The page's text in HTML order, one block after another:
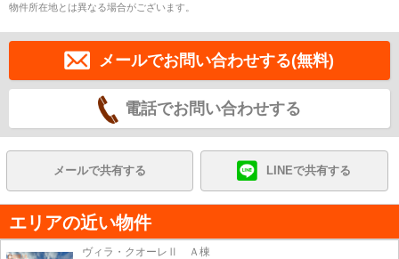
物件所在地とは異なる場合がございます。
メールでお問い合わせする(無料)
電話でお問い合わせする
メールで共有する LINEで共有する
エリアの近い物件
ヴィラ・クオーレⅡ Ａ棟